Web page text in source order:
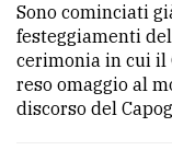
Sono cominciati
festeggiamenti
cerimonia in cui il
reso omaggio al
discorso del